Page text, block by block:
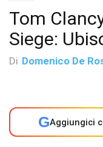
Tom
Siege:
Di Domenico De
GAggiungici